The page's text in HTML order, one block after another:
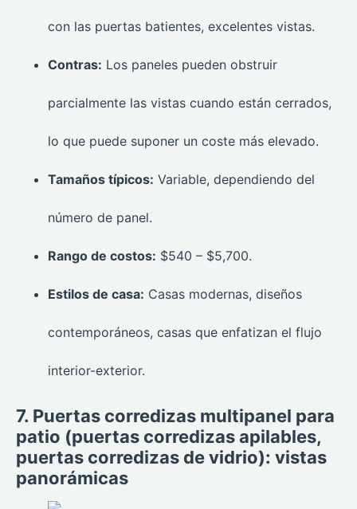
con las puertas batientes, excelentes vistas.
Contras: Los paneles pueden obstruir
parcialmente las vistas cuando están cerrados,
lo que puede suponer un coste más elevado.
Tamaños típicos: Variable, dependiendo del
número de panel.
Rango de costos: $540 – $5,700.
Estilos de casa: Casas modernas, diseños
contemporáneos, casas que enfatizan el flujo
interior-exterior.
7. Puertas corredizas multipanel para
patio (puertas corredizas apilables,
puertas corredizas de vidrio): vistas
panorámicas